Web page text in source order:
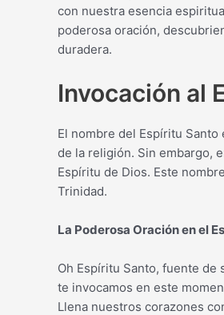
con nuestra esencia
poderosa oración,
duradera.
Invocación al
El nombre del Espíritu
de la religión. Sin embargo,
Espíritu de Dios. Este
Trinidad.
La Poderosa Oración en el
Oh Espíritu Santo, fuente de
te invocamos en este
Llena nuestros corazones